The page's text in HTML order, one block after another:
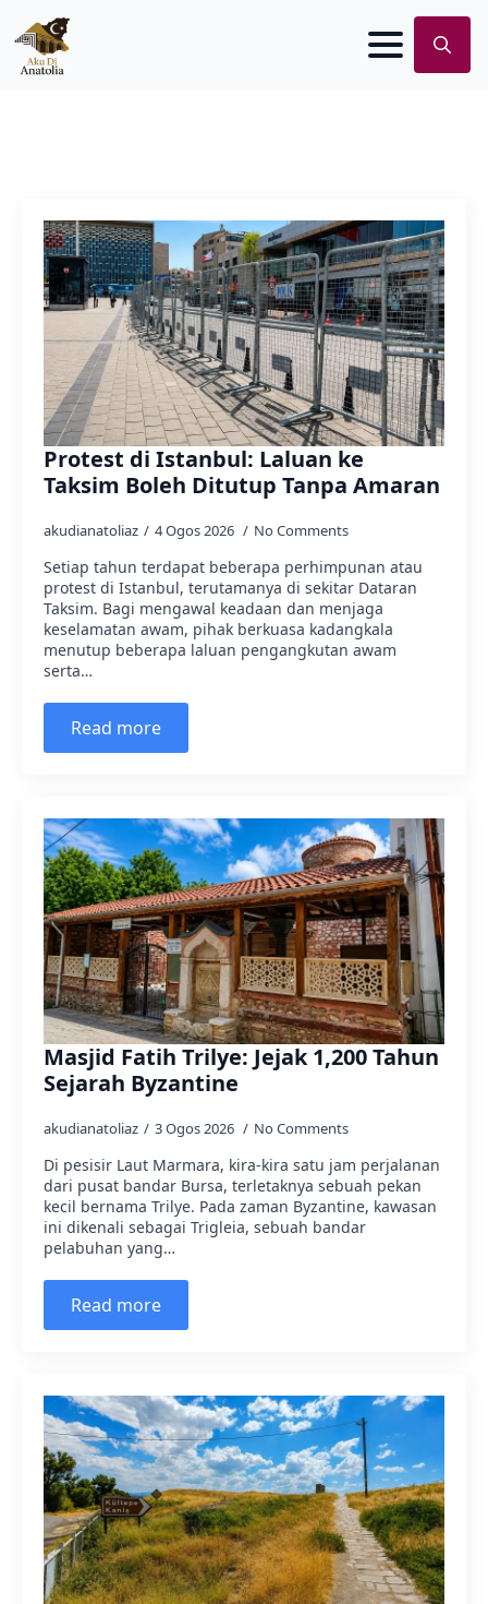
Protest di Istanbul: Laluan ke
Taksim Boleh Ditutup Tanpa Amaran
akudianatoliaz 4 Ogos 2026 No Comments
Setiap tahun terdapat beberapa perhimpunan atau
protest di Istanbul, terutamanya di sekitar Dataran
Taksim. Bagi mengawal keadaan dan menjaga
keselamatan awam, pihak berkuasa kadangkala
menutup beberapa laluan pengangkutan awam
serta…
Read more
Masjid Fatih Trilye: Jejak 1,200 Tahun
Sejarah Byzantine
akudianatoliaz 3 Ogos 2026 No Comments
Di pesisir Laut Marmara, kira-kira satu jam perjalanan
dari pusat bandar Bursa, terletaknya sebuah pekan
kecil bernama Trilye. Pada zaman Byzantine, kawasan
ini dikenali sebagai Trigleia, sebuah bandar
pelabuhan yang…
Read more